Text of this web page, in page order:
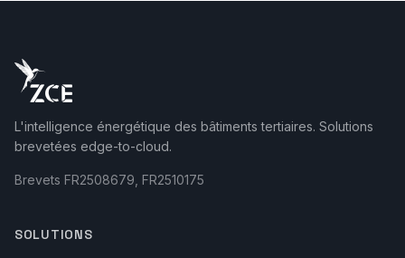
L'intelligence énergétique des bâtiments tertiaires. Solutions
brevetées edge-to-cloud.
Brevets FR2508679, FR2510175
SOLUTIONS